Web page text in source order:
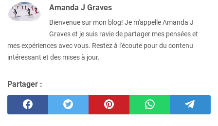
Amanda J Graves
Bienvenue sur mon blog! Je m'appelle Amanda J
Graves et je suis ravie de partager mes pensées et
mes expériences avec vous. Restez à l'écoute pour du contenu
intéressant et des mises à jour.
Partager :